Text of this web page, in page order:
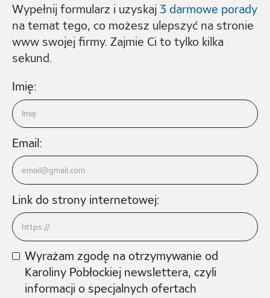
Wypełnij formularz i uzyskaj3 darmowe porady
na temat tego, co możesz ulepszyć na stronie
www swojej firmy. Zajmie Ci to tylko kilka
sekund.
Imię:
Email:
Link do strony internetowej:
Wyrażam zgodę na otrzymywanie od
Karoliny Pobłockiej newslettera, czyli
informacji o specjalnych ofertach